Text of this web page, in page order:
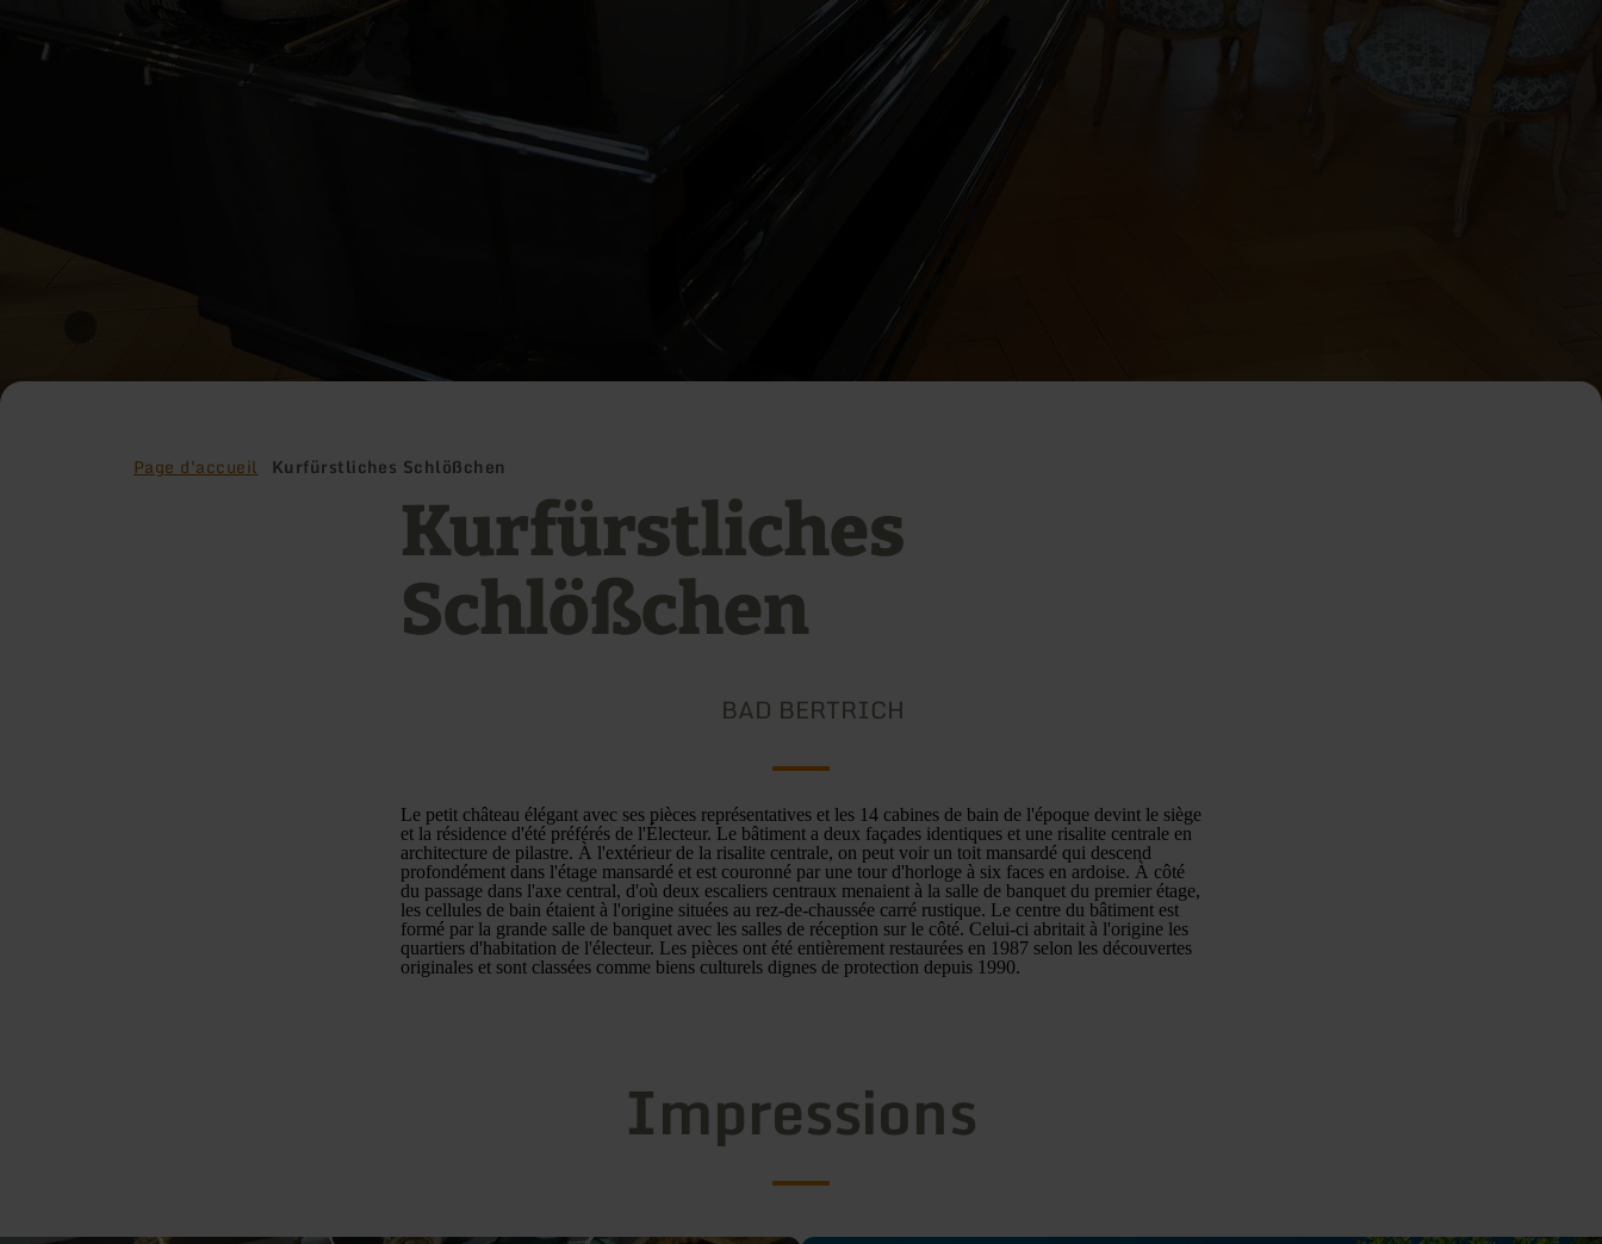
Page d'accueil Kurfürstliches Schlößchen
Kurfürstliches
Schlößchen
BAD BERTRICH
Le petit château élégant avec ses pièces représentatives et les 14 cabines de bain de l'époque devint le siège
et la résidence d'été préférés de l'Électeur. Le bâtiment a deux façades identiques et une risalite centrale en
architecture de pilastre. À l'extérieur de la risalite centrale, on peut voir un toit mansardé qui descend
profondément dans l'étage mansardé et est couronné par une tour d'horloge à six faces en ardoise. À côté
du passage dans l'axe central, d'où deux escaliers centraux menaient à la salle de banquet du premier étage,
les cellules de bain étaient à l'origine situées au rez-de-chaussée carré rustique. Le centre du bâtiment est
formé par la grande salle de banquet avec les salles de réception sur le côté. Celui-ci abritait à l'origine les
quartiers d'habitation de l'électeur. Les pièces ont été entièrement restaurées en 1987 selon les découvertes
originales et sont classées comme biens culturels dignes de protection depuis 1990.
Impressions